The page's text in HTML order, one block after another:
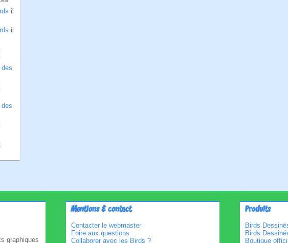
il
il
des
des
graphiques
Mentions & contact
Contacter le webmaster
Foire aux questions
Collaborer avec les Birds ?
Produits
Birds
Birds
Boutique